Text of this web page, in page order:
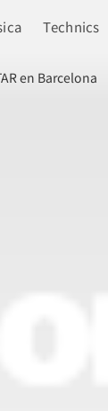
Technics
en Barcelona